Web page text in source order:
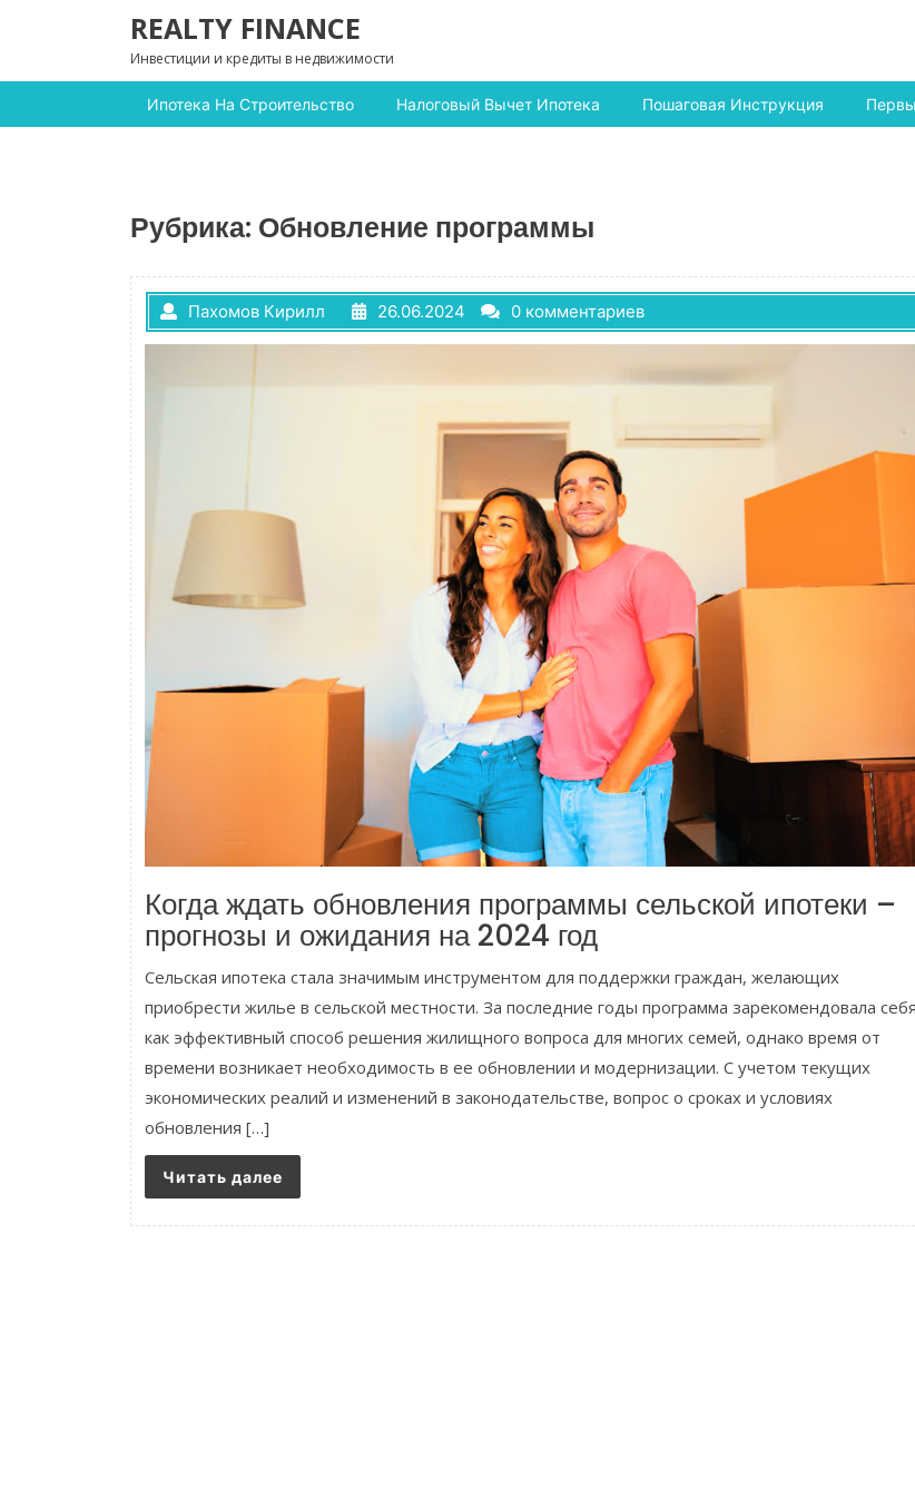
REALTY FINANCE
Инвестиции и кредиты в недвижимости
Ипотека На Строительство Налоговый Вычет Ипотека Пошаговая Инструкция
Рубрика: Обновление программы
Пахомов Кирилл 26.06.2024 0 комментариев
Когда ждать обновления программы сельской ипотеки –
прогнозы и ожидания на 2024 год
Сельская ипотека стала значимым инструментом для поддержки граждан, желающих
приобрести жилье в сельской местности. За последние годы программа зарекомендовала себя
как эффективный способ решения жилищного вопроса для многих семей, однако время от
времени возникает необходимость в ее обновлении и модернизации. С учетом текущих
экономических реалий и изменений в законодательстве, вопрос о сроках и условиях
обновления […]
Читать далее